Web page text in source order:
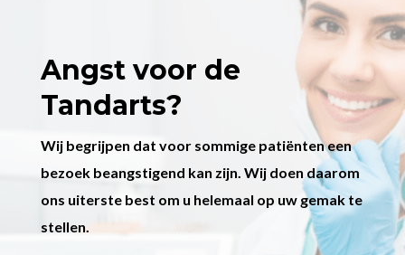
Angst voor de
Tandarts?
Wij begrijpen dat voor sommige patiënten een
bezoek beangstigend kan zijn. Wij doen daarom
ons uiterste best om u helemaal op uw gemak te
stellen.